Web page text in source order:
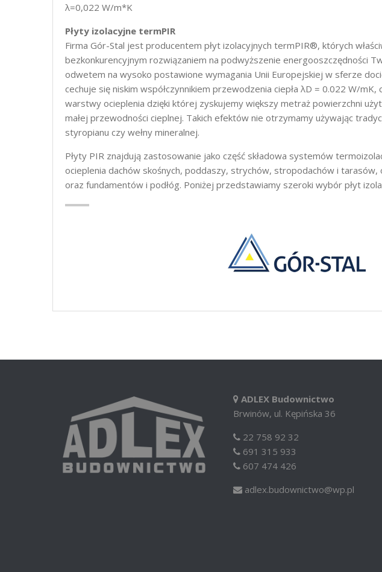
λ=0,022 W/m*K
Płyty izolacyjne termPIR
Firma Gór-Stal jest producentem płyt izolacyjnych termPIR®, których
bezkonkurencyjnym rozwiązaniem na podwyższenie energooszczędności
odwetem na wysoko postawione wymagania Unii Europejskiej w sferze
cechuje się niskim współczynnikiem przewodzenia ciepła λD = 0.022 W/
warstwy ocieplenia dzięki której zyskujemy większy metraż powierzchni
małej przewodności cieplnej. Takich efektów nie otrzymamy używając
styropianu czy wełny mineralnej.
Płyty PIR znajdują zastosowanie jako część składowa systemów
ocieplenia dachów skośnych, poddaszy, strychów, stropodachów i tarasów,
oraz fundamentów i podłóg. Poniżej przedstawiamy szeroki wybór płyt
ADLEX Budownictwo
Brwinów, ul. Kępińska 36
22 758 92 32
691 315 933
607 474 426
adlex.budownictwo@wp.pl